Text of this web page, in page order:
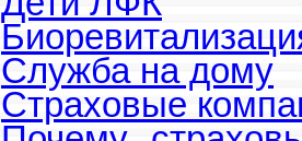
Служба на дому
Страховые